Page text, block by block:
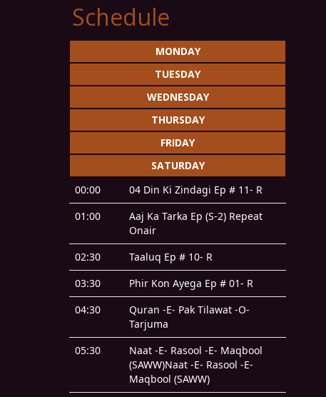
Schedule
MONDAY
TUESDAY
WEDNESDAY
THURSDAY
FRIDAY
SATURDAY
00:00
04 Din Ki Zindagi Ep # 11- R
01:00
Aaj Ka Tarka Ep (S-2) Repeat
Onair
02:30
Taaluq Ep # 10- R
03:30
Phir Kon Ayega Ep # 01- R
04:30
Quran -E- Pak Tilawat -O-
Tarjuma
05:30
Naat -E- Rasool -E- Maqbool
(SAWW)Naat -E- Rasool -E-
Maqbool (SAWW)